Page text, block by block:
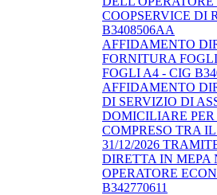
COOPSERVICE DI
B3408506AA
AFFIDAMENTO
FORNITURA
FOGLI A4 - CIG
AFFIDAMENTO
DI SERVIZIO DI
DOMICILIARE PER
COMPRESO TRA
31/12/2026
DIRETTA IN MEPA
OPERATORE
B342770611